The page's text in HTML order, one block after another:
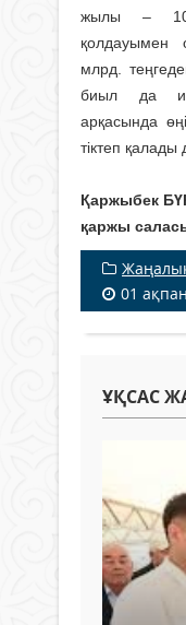
жылы –
қолдауымен
млрд.
биыл да
арқасында
тіктеп қалады
Қаржыбек
қаржы
01
ҰҚСАС